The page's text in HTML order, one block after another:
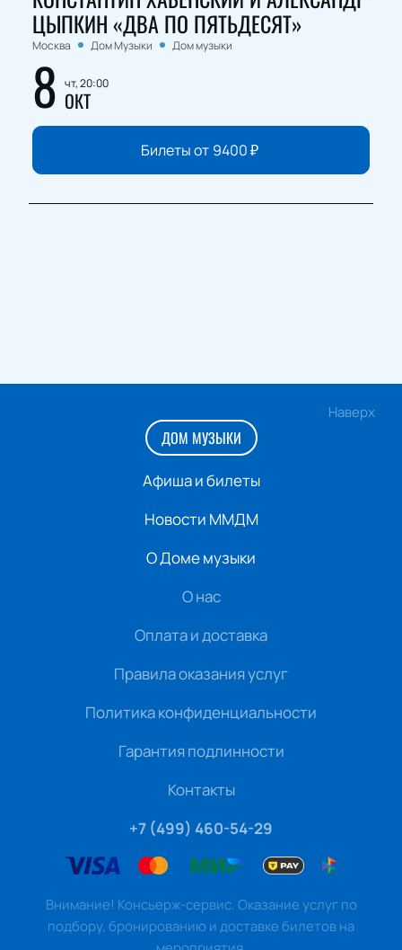
ЦЫПКИН «ДВА ПО ПЯТЬДЕСЯТ»
Москва Дом Музыки Дом музыки
8 чт, 20:00
ОКТ
Билеты от 9400₽
Наверх
ДОМ МУЗЫКИ
Афиша и билеты
Новости ММДМ
О Доме музыки
О нас
Оплата и доставка
Правила оказания услуг
Политика конфиденциальности
Гарантия подлинности
Контакты
+7 (499) 460-54-29
Внимание! Консьерж-сервис. Оказание услуг по
подбору, бронированию и доставке билетов на